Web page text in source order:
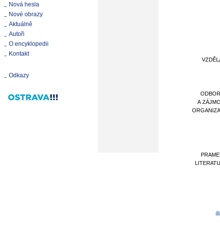
Nová hesla
Nové obrazy
Aktuálně
Autoři
O encyklopedii
Kontakt
Odkazy
A